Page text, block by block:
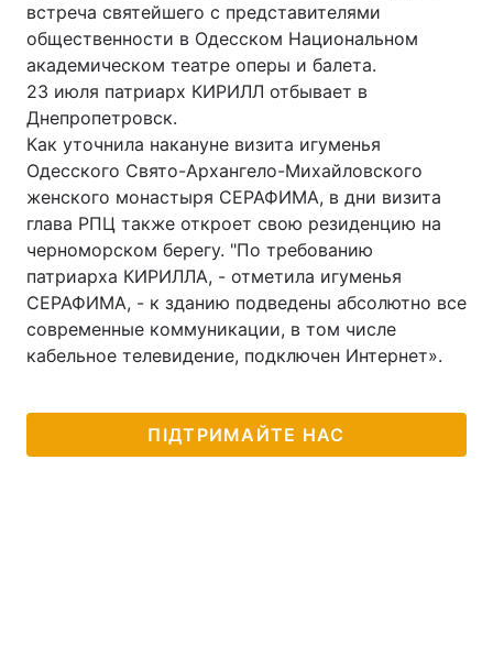
Спорт Наука
Техно і зв'язок Лайт
Зброя
Здоров'я Туризм
Цікавинки
Екологія Регіони
Лонгріди
Думки
встреча святейшего с представителями
общественности в Одесском Национальном
академическом театре оперы и балета.
23 июля патриарх КИРИЛЛ отбывает в
Днепропетровск.
Как уточнила накануне визита игуменья
Одесского Свято-Архангело-Михайловского
женского монастыря СЕРАФИМА, в дни визита
глава РПЦ также откроет свою резиденцию на
черноморском берегу. "По требованию
патриарха КИРИЛЛА, - отметила игуменья
СЕРАФИМА, - к зданию подведены абсолютно все
современные коммуникации, в том числе
кабельное телевидение, подключен Интернет».
ПІДТРИМАЙТЕ НАС